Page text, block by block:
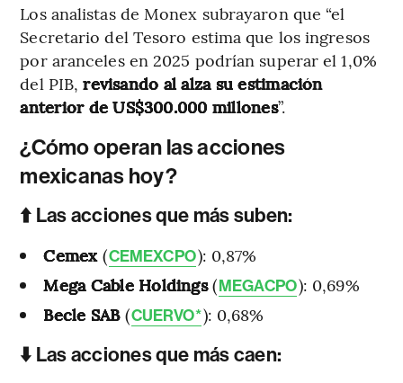
Los analistas de Monex subrayaron que “el
Secretario del Tesoro estima que los ingresos
por aranceles en 2025 podrían superar el 1,0%
del PIB,revisando al alza su estimación
anterior de US$300.000 millones”.
¿Cómo operan las acciones
mexicanas hoy?
⬆️ Las acciones que más suben:
Cemex (CEMEXCPO): 0,87%
Mega Cable Holdings(MEGACPO): 0,69%
Becle SAB (CUERVO*): 0,68%
⬇️ Las acciones que más caen: